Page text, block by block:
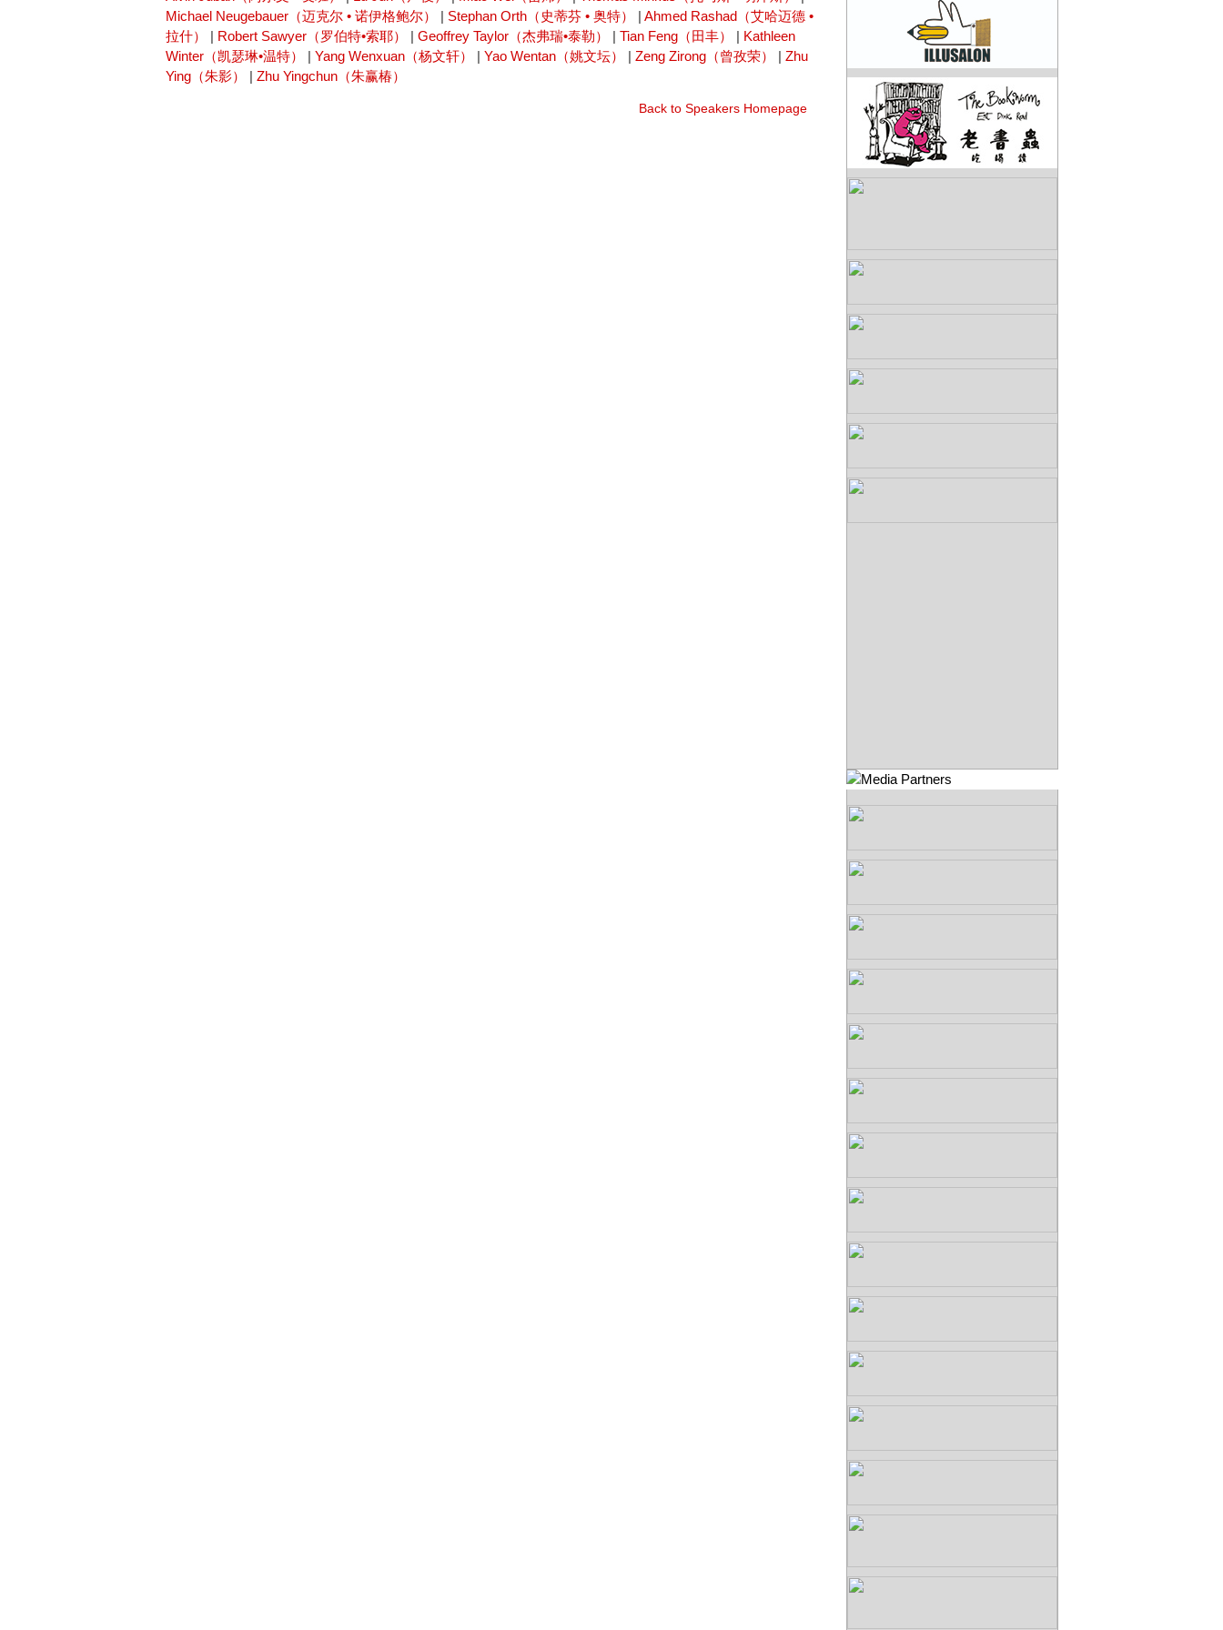
Michael Neugebauer（迈克尔 • 诺伊格鲍尔）
| Stephan Orth（史蒂芬 • 奥特） | Ahmed Rashad（艾哈迈德 •
拉什）
| Robert Sawyer（罗伯特•索耶） | Geoffrey Taylor（杰弗瑞•泰勒） | Tian Feng（田丰） | Kathleen
Winter（凯瑟琳•温特）
| Yang Wenxuan（杨文轩） | Yao Wentan（姚文坛） | Zeng Zirong（曾孜荣） | Zhu
Ying（朱影）
| Zhu Yingchun（朱赢椿）
Back to Speakers Homepage